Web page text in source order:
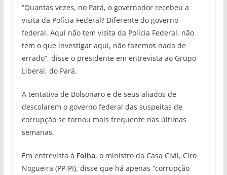
“Quantas vezes, no Pará, o governador recebeu a
visita da Polícia Federal? Diferente do governo
federal. Aqui não tem visita da Polícia Federal, não
tem o que investigar aqui, não fazemos nada de
errado”, disse o presidente em entrevista ao Grupo
Liberal, do Pará.
A tentativa de Bolsonaro e de seus aliados de
descolarem o governo federal das suspeitas de
corrupção se tornou mais frequente nas últimas
semanas.
Em entrevista à Folha, o ministro da Casa Civil, Ciro
Nogueira (PP-PI), disse que há apenas “corrupção